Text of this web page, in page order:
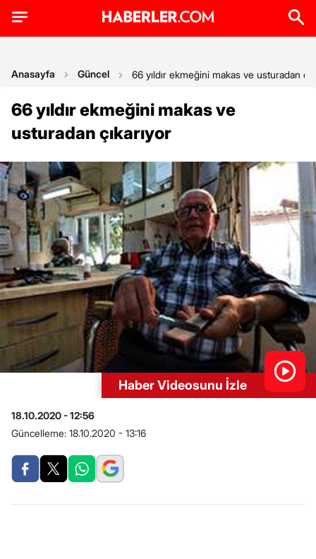
Anasayfa Güncel 66 yıldır ekmeğini makas ve usturadan
66 yıldır ekmeğini makas ve
usturadan çıkarıyor
Haber Videosunu İzle
18.10.2020 - 12:56
Güncelleme: 18.10.2020 - 13:16